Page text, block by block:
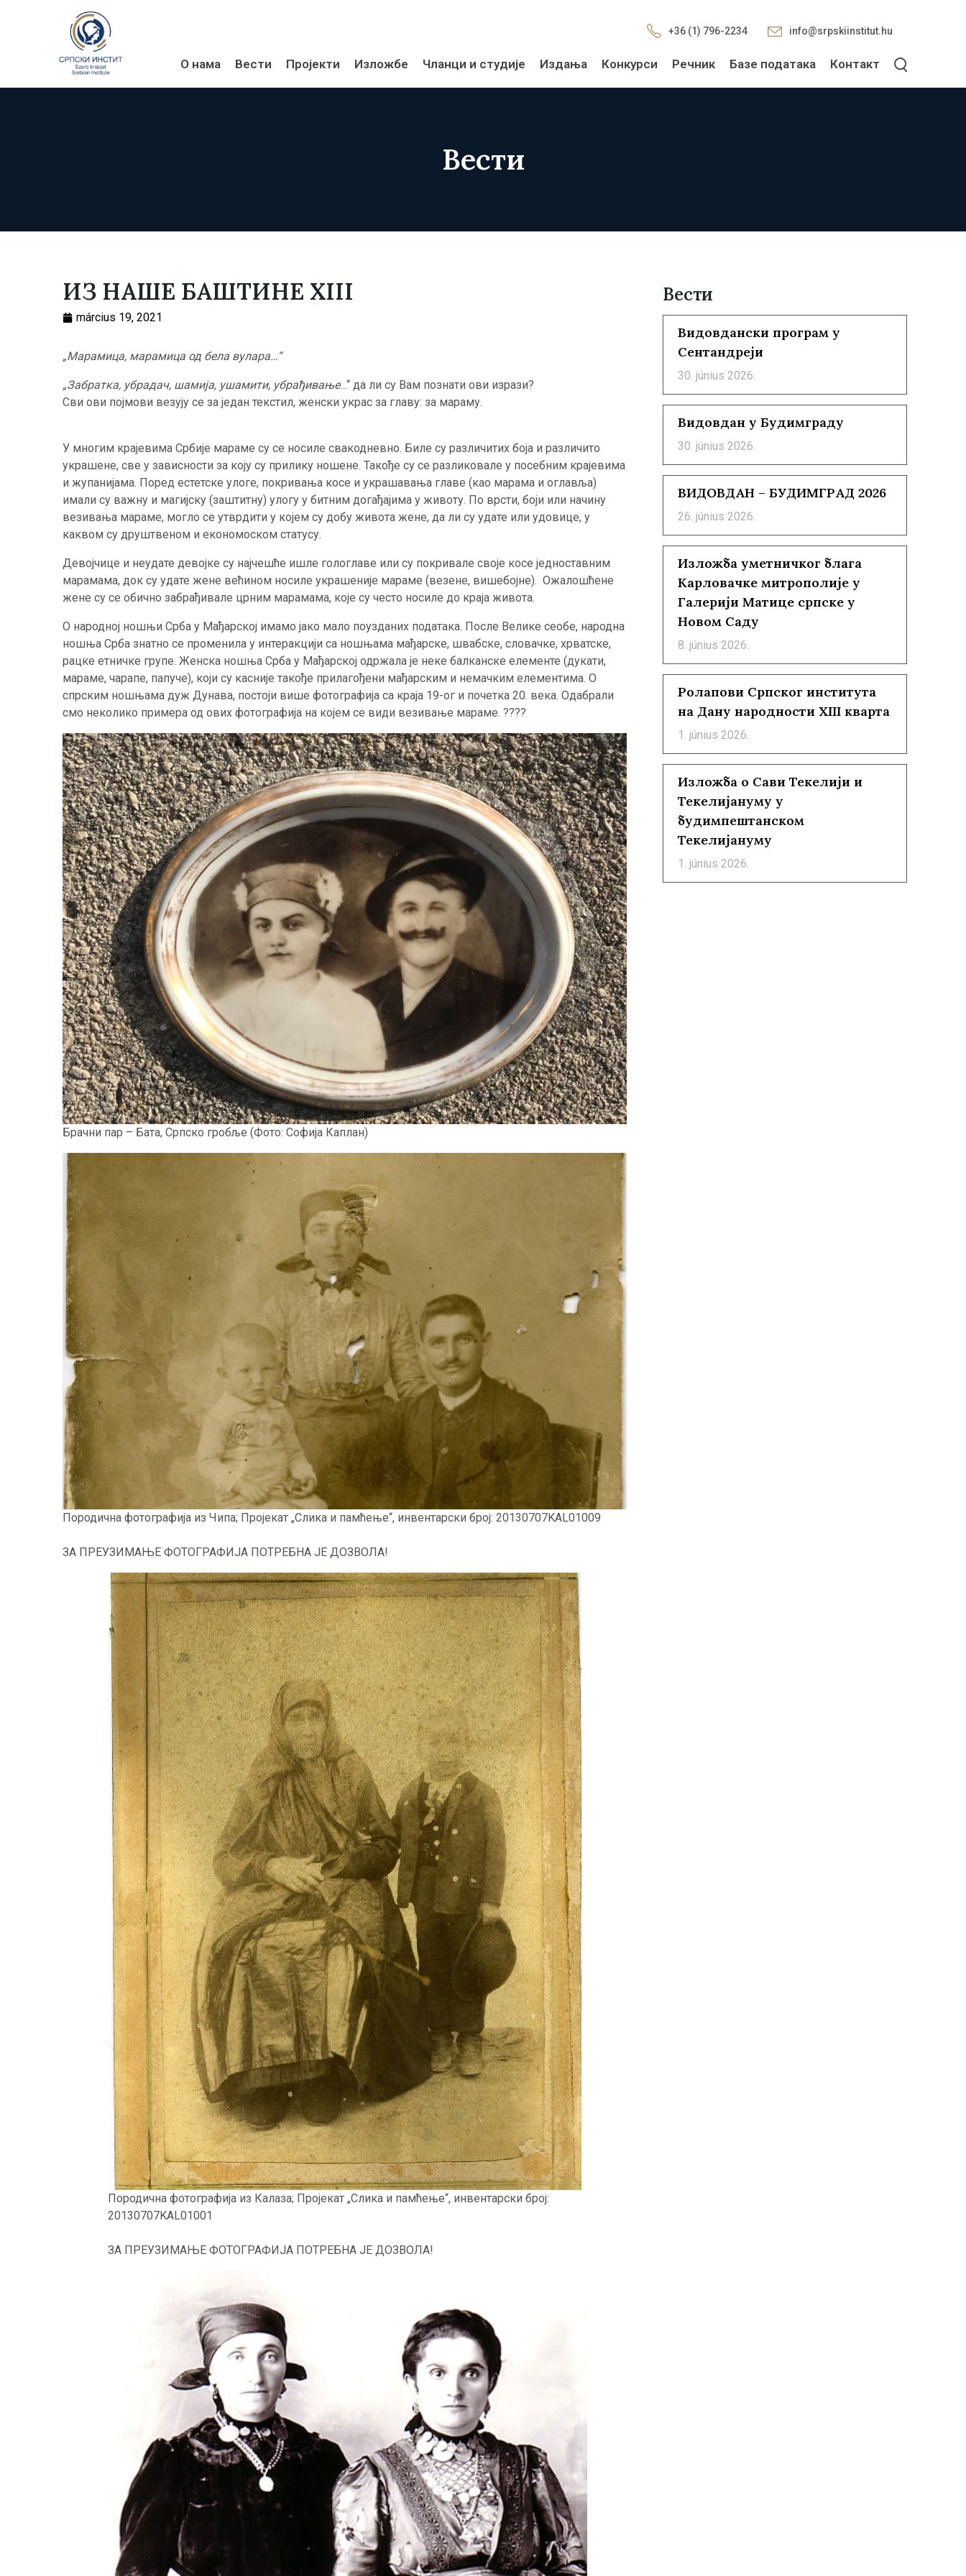
+36 (1) 796-2234 info@srpskiinstitut.hu
О нама Вести Пројекти Изложбе Чланци и студије Издања Конкурси Речник Базе података Контакт
Вести
ИЗ НАШЕ БАШТИНЕ XIII
március 19, 2021
„Марамица, марамица од бела вулара…“
„Забратка, убрадач, шамија, ушамити, убрађивање…“ да ли су Вам познати ови изрази?
Сви ови појмови везују се за један текстил, женски украс за главу: за мараму.
У многим крајевима Србијe мараме су се носилe свакодневно. Биле су различитих боја и различито
украшене, све у зависности за коју су прилику ношене. Такође су се разликовале у посебним крајевима
и жупанијама. Поред естетске улоге, покривања косе и украшавања главе (као марама и оглавља)
имали су важну и магијску (заштитну) улогу у битним догађајима у животу. По врсти, боји или начину
везивања мараме, могло се утврдити у којем су добу живота жене, да ли су удате или удовице, у
каквом су друштвеном и економоском статусу.
Девојчице и неудате девојке су најчешће ишле гологлаве или су покривале своје косе једноставним
марамама, док су удате жене већином носиле украшеније мараме (везене, вишебојне). Ожалошћене
жене су се обично забрађивале црним марамама, које су често носилe до краја живота.
О народној ношњи Срба у Мађарској имамо јако мало поузданих података. После Велике сеобе, народна
ношња Срба знатно се променила у интеракцији са ношњама мађарске, швабске, словачке, хрватске,
рацке етничке групе. Женска ношња Срба у Мађарској одржала је неке балканске елементе (дукати,
мараме, чарапе, папуче), који су касније такође прилагођени мађарским и немачким елементима. О
спрским ношњама дуж Дунава, постоји више фотографија са краја 19-ог и почетка 20. века. Одабрали
смо неколико примера од ових фотографија на којем се види везивање мараме. ????
Брачни пар – Бата, Српско гробље (Фото: Софија Каплан)
Породична фотографија из Чипа; Пројекат „Слика и памћење“, инвентарски број: 20130707KAL01009
ЗА ПРЕУЗИМАЊЕ ФОТОГРАФИЈА ПОТРЕБНА ЈЕ ДОЗВОЛА!
Породична фотографија из Калаза; Пројекат „Слика и памћење“, инвентарски број:
20130707KAL01001
ЗА ПРЕУЗИМАЊЕ ФОТОГРАФИЈА ПОТРЕБНА ЈЕ ДОЗВОЛА!
Вести
Видовдански програм у
Сентандреји
30. június 2026.
Видовдан у Будимграду
30. június 2026.
ВИДОВДАН – БУДИМГРАД 2026
26. június 2026.
Изложба уметничког блага
Карловачке митрополије у
Галерији Матице српске у
Новом Саду
8. június 2026.
Ролапови Српског института
на Дану народности XIII кварта
1. június 2026.
Изложба о Сави Текелији и
Текелијануму у
будимпештанском
Текелијануму
1. június 2026.